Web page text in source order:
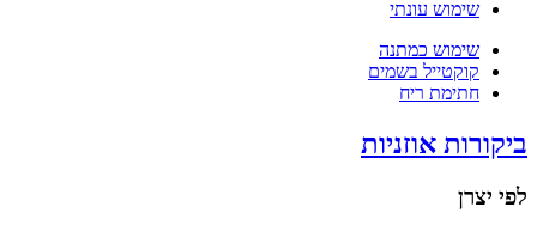
שימוש עונתי
שימוש כמתנה
קוקטייל בשמים
חתימת ריח
ביקורות אוזניות
לפי יצרן